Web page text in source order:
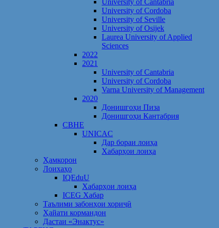
University of Cantabria
University of Cordoba
University of Seville
University of Osijek
Laurea University of Applied
Sciences
2022
2021
University of Cantabria
University of Cordoba
Varna University of Management
2020
Донишгоҳи Пиза
Донишгоҳи Кантабрия
CBHE
UNICAC
Дар бораи лоиҳа
Хабарҳои лоиҳа
Ҳамкорон
Лоихаҳо
IQEduU
Хабарҳои лоиҳа
ICEG Хабар
Таълими забонҳои хориҷӣ
Ҳайати кормандон
Дастаи «Энактус»